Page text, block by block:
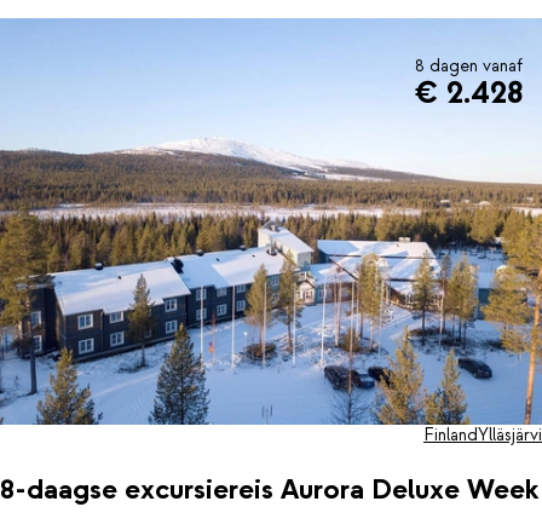
8 dagen vanaf
€ 2.428
8-daagse excursiereis Aurora Deluxe Week
FinlandYlläsjärvi